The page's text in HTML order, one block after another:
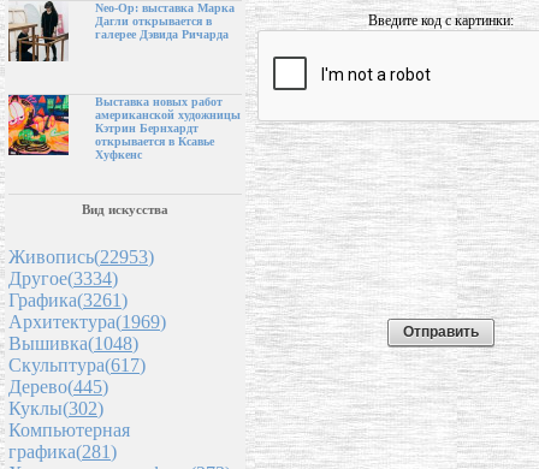
Neo-Op: выставка Марка
Дагли открывается в
галерее Дэвида Ричарда
Выставка новых работ
американской художницы
Кэтрин Бернхардт
открывается в Ксавье
Хуфкенс
Вид искусства
Живопись(22953)
Другое(3334)
Графика(3261)
Архитектура(1969)
Вышивка(1048)
Скульптура(617)
Дерево(445)
Куклы(302)
Компьютерная
графика(281)
Введите код с картинки: